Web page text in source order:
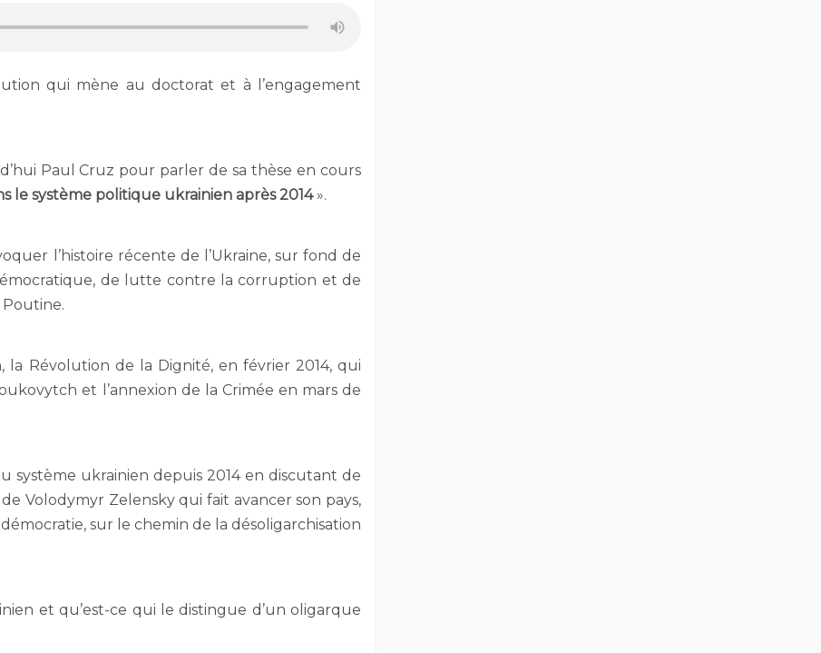
qui mène au doctorat et à l’engagement
Paul Cruz pour parler de sa thèse en cours
le système politique ukrainien après 2014».
l’histoire récente de l’Ukraine, sur fond de
de lutte contre la corruption et de
la Révolution de la Dignité, en février 2014, qui
et l’annexion de la Crimée en mars de
système ukrainien depuis 2014 en discutant de
Volodymyr Zelensky qui fait avancer son pays,
sur le chemin de la désoligarchisation
et qu’est-ce qui le distingue d’un oligarque